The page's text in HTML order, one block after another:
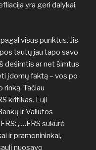
yra geri dalykai,
visus punktus. Jis
tautų jau tapo savo
dešimtis ar net šimtus
įdomų faktą – vos po
Tačiau
kritikas. Luji
ir Valiutos
„…FRS sukūrė
ir pramonininkai,
nuosavo